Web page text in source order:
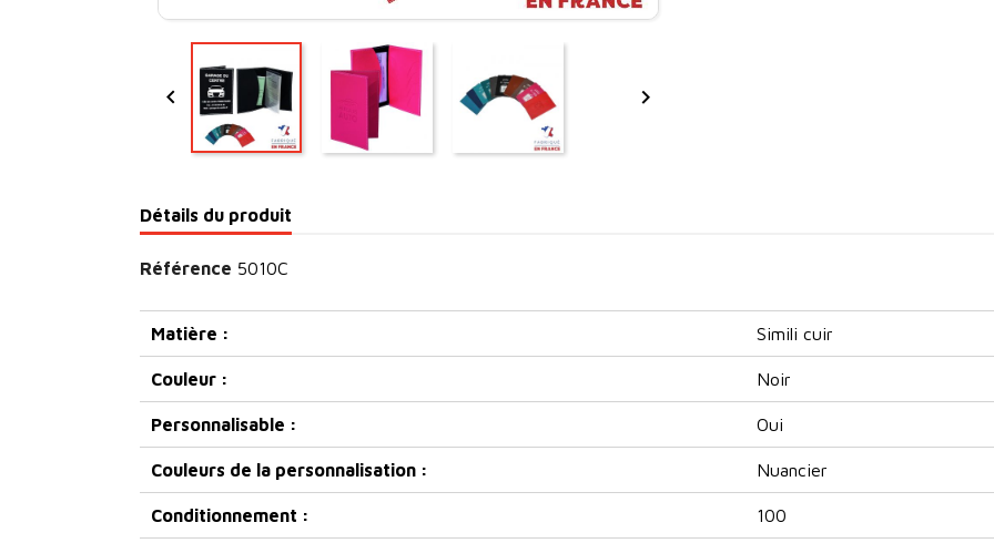
 
Détails du produit
Référence 5010C
Matière : Simili cuir
Couleur : Noir
Personnalisable : Oui
Couleurs de la personnalisation : Nuancier
Conditionnement : 100